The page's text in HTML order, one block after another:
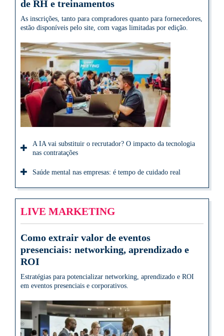
de RH e treinamentos
As inscrições, tanto para compradores quanto para fornecedores,
estão disponíveis pelo site, com vagas limitadas por edição.
A IA vai substituir o recrutador? O impacto da tecnologia
nas contratações
Saúde mental nas empresas: é tempo de cuidado real
LIVE MARKETING
Como extrair valor de eventos
presenciais: networking, aprendizado e
ROI
Estratégias para potencializar networking, aprendizado e ROI
em eventos presenciais e corporativos.